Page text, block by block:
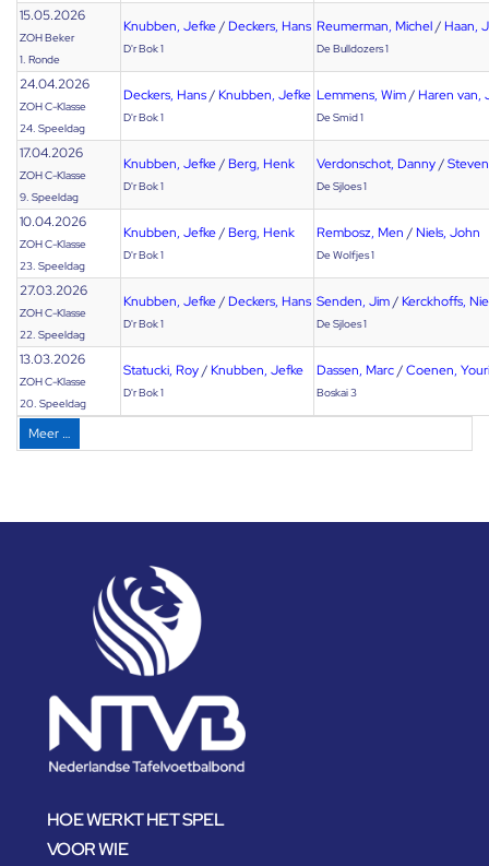
15.05.2026
ZOH Beker
1. Ronde
Knubben, Jefke/ Deckers, Hans
D'r Bok 1
Reumerman, Michel/ Haan,
De Bulldozers 1
24.04.2026
ZOH C-Klasse
24. Speeldag
Deckers, Hans/ Knubben, Jefke
D'r Bok 1
Lemmens, Wim/ Haren van,
De Smid 1
17.04.2026
ZOH C-Klasse
9. Speeldag
Knubben, Jefke/ Berg, Henk
D'r Bok 1
Verdonschot, Danny/
De Sjloes 1
10.04.2026
ZOH C-Klasse
23. Speeldag
Knubben, Jefke/ Berg, Henk
D'r Bok 1
Rembosz, Men / Niels, John
De Wolfjes 1
27.03.2026
ZOH C-Klasse
22. Speeldag
Knubben, Jefke/ Deckers, Hans
D'r Bok 1
Senden, Jim/ Kerckhoffs,
De Sjloes 1
13.03.2026
ZOH C-Klasse
20. Speeldag
Statucki, Roy/ Knubben, Jefke
D'r Bok 1
Dassen, Marc/Coenen, Youri
Boskai 3
Meer …
HOE WERKT HET SPEL
VOOR WIE